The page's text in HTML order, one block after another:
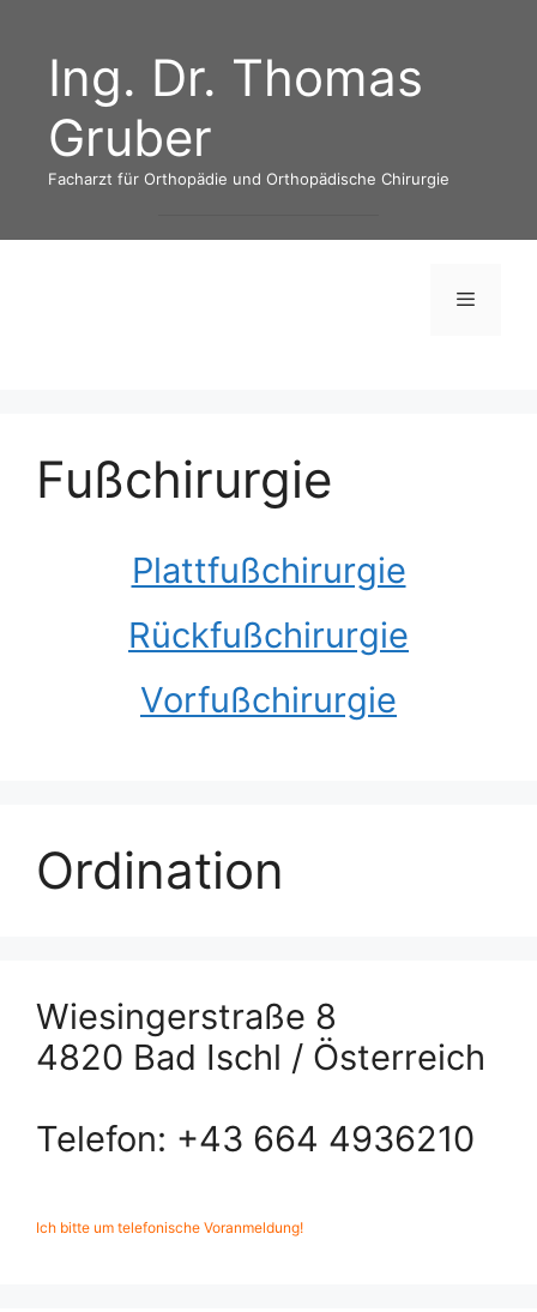
contentIng. Dr. Thomas
Gruber
Facharzt für Orthopädie und Orthopädische Chirurgie
Fußchirurgie
Plattfußchirurgie
Rückfußchirurgie
Vorfußchirurgie
Ordination
Wiesingerstraße 8
4820 Bad Ischl / Österreich
Telefon: +43 664 4936210
Ich bitte um telefonische Voranmeldung!